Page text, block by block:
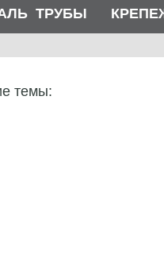
ТРУБЫ
темы: